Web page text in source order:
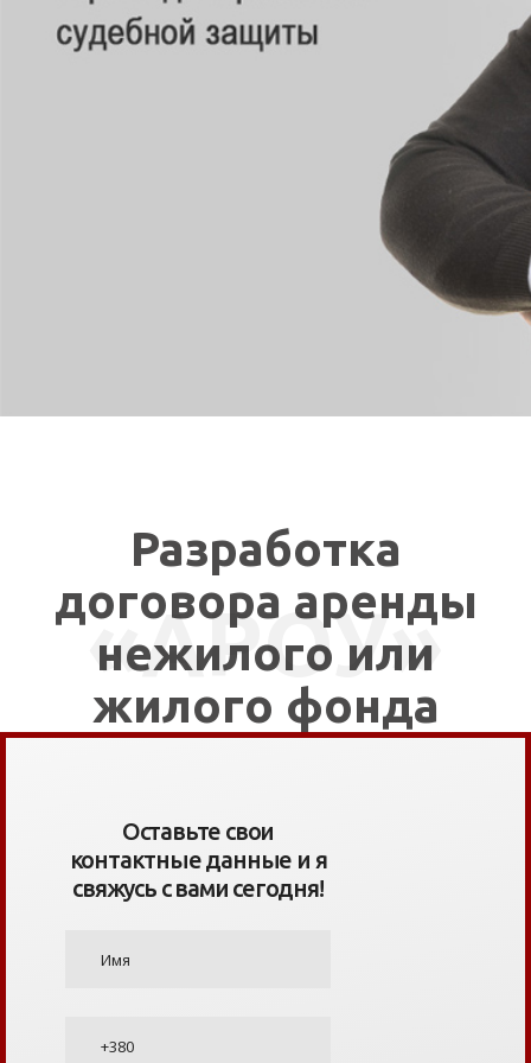
Разработка
договора аренды
нежилого или
жилого фонда
«АРОУ»
Оставьте свои
контактные данные и я
свяжусь с вами сегодня!